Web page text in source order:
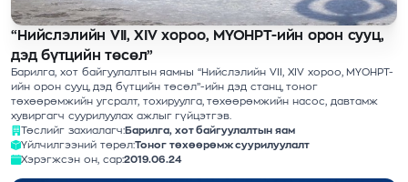
“Нийслэлийн VII, XIV хороо, МҮОНРТ-ийн орон сууц,
дэд бүтцийн төсөл”
Барилга, хот байгуулалтын яамны “Нийслэлийн VII, XIV хороо, МҮОНРТ-
ийн орон сууц, дэд бүтцийн төсөл”-ийн дэд станц, тоног
төхөөрөмжийн угсралт, тохируулга, төхөөрөмжийн насос, давтамж
хувиргагч суурилуулах ажлыг гүйцэтгэв.
Төслийг захиалагч:Барилга, хот байгуулалтын яам
Үйлчилгээний төрөл:Тоног төхөөрөмж суурилуулалт
Хэрэгжсэн он, сар:2019.06.24